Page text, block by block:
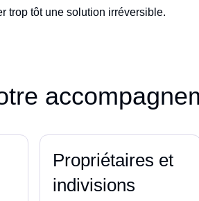
trop tôt une solution irréversible.
Propriétaires et
indivisions